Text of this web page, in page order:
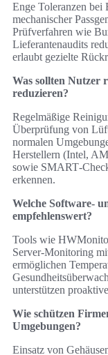
Enge Toleranzen bei
mechanischer
Prüfverfahren wie
Lieferantenaudits
erlaubt gezielte
Was sollten Nutzer
reduzieren?
Regelmäßige
Überprüfung von
normalen
Herstellern (Intel,
sowie
erkennen.
Welche Software‑
empfehlenswert?
Tools wie
Server‑Monitoring
ermöglichen
unterstützen
Wie schützen
Umgebungen?
Einsatz von